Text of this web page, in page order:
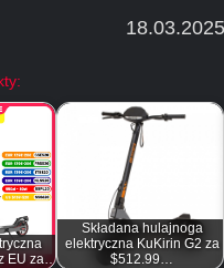
EU za…
Składana hulajnoga
elektryczna KuKirin G2 za
$512.99…